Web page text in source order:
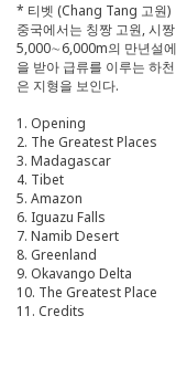
* 티벳 (Chang Tang 고원)
중국에서는 칭짱 고원, 시
5,000∼6,000m의 만년설
을 받아 급류를 이루는 하
은 지형을 보인다.
1. Opening
2. The Greatest Places
3. Madagascar
4. Tibet
5. Amazon
6. Iguazu Falls
7. Namib Desert
8. Greenland
9. Okavango Delta
10. The Greatest Place
11. Credits